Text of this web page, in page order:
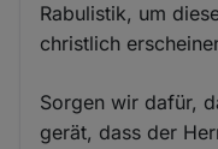
Rabulistik, um
christlich
Sorgen wir dafür,
gerät, dass der